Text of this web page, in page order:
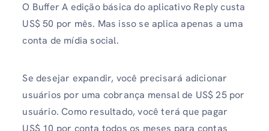
O Buffer A edição básica do aplicativo Reply custa
US$ 50 por mês. Mas isso se aplica apenas a uma
conta de mídia social.
Se desejar expandir, você precisará adicionar
usuários por uma cobrança mensal de US$ 25 por
usuário. Como resultado, você terá que pagar